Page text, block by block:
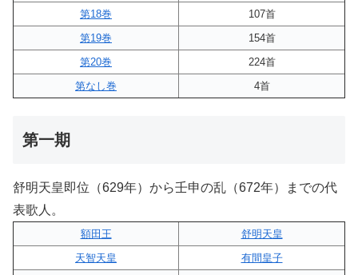
第18巻
107首
第19巻
154首
第20巻
224首
第なし巻
4首
第一期
舒明天皇即位（629年）から壬申の乱（672年）までの代
表歌人。
額田王
舒明天皇
天智天皇
有間皇子